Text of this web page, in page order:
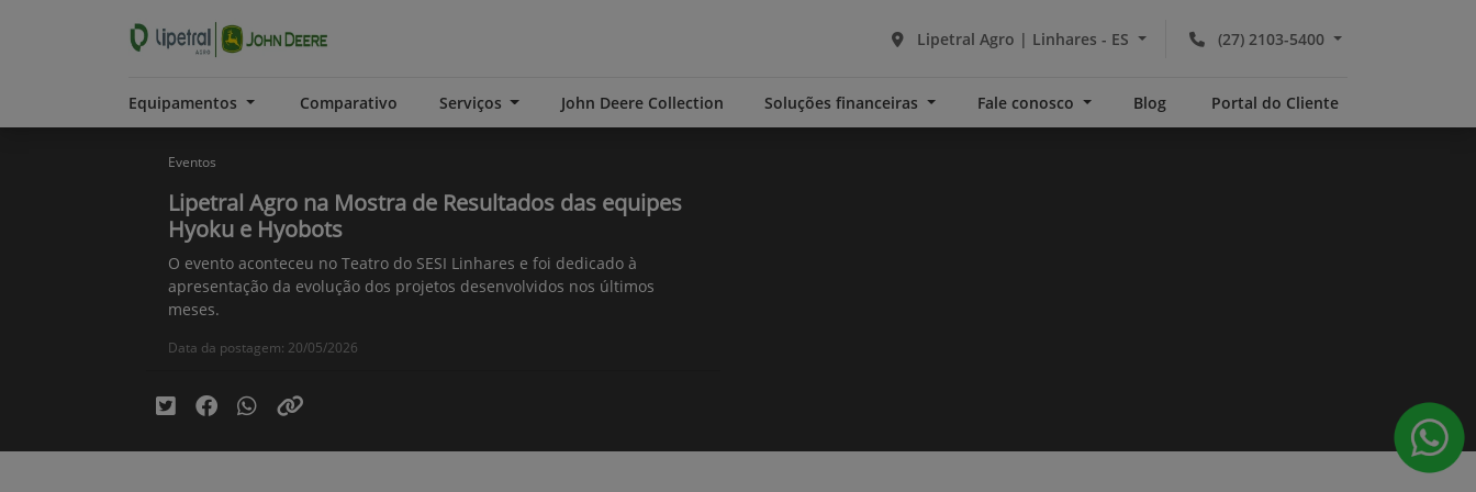
(27) 2103-5400
Lipetral Agro | Linhares - ES
Equipamentos Comparativo Serviços John Deere Collection Soluções financeiras Fale conosco Blog Portal do Cliente
Eventos
Lipetral Agro na Mostra de Resultados das equipes
Hyoku e Hyobots
O evento aconteceu no Teatro do SESI Linhares e foi dedicado à
apresentação da evolução dos projetos desenvolvidos nos últimos
meses.
Data da postagem: 20/05/2026